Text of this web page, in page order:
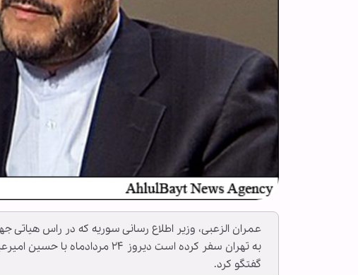
عمران الزعبی، وزیر اطلاع رسانی سوریه که در راس
به تهران سفر کرده است دیروز ۲۴
گفتگو کرد.